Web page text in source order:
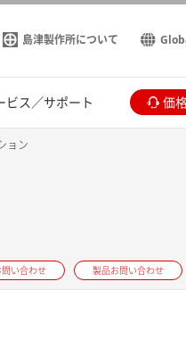
島津製作所について
ビス／サポート 価
ョン
い合わせ 製品お問い合わせ